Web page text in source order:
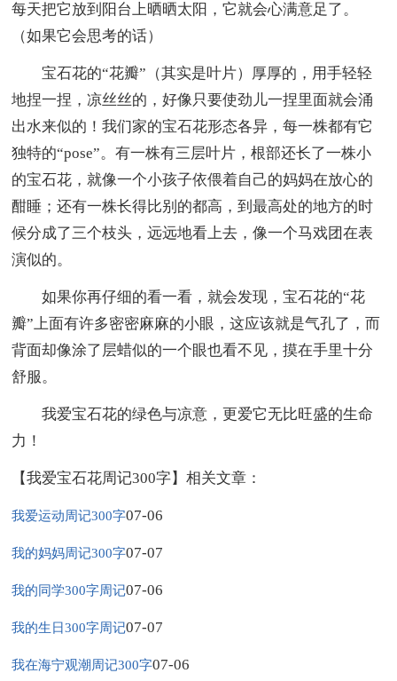
每天把它放到阳台上晒晒太阳，它就会心满意足了。
（如果它会思考的话）
宝石花的“花瓣”（其实是叶片）厚厚的，用手轻轻
地捏一捏，凉丝丝的，好像只要使劲儿一捏里面就会涌
出水来似的！我们家的宝石花形态各异，每一株都有它
独特的“pose”。有一株有三层叶片，根部还长了一株小
的宝石花，就像一个小孩子依偎着自己的妈妈在放心的
酣睡；还有一株长得比别的都高，到最高处的地方的时
候分成了三个枝头，远远地看上去，像一个马戏团在表
演似的。
如果你再仔细的看一看，就会发现，宝石花的“花
瓣”上面有许多密密麻麻的小眼，这应该就是气孔了，而
背面却像涂了层蜡似的一个眼也看不见，摸在手里十分
舒服。
我爱宝石花的绿色与凉意，更爱它无比旺盛的生命
力！
【我爱宝石花周记300字】相关文章：
我爱运动周记300字07-06
我的妈妈周记300字07-07
我的同学300字周记07-06
我的生日300字周记07-07
我在海宁观潮周记300字07-06